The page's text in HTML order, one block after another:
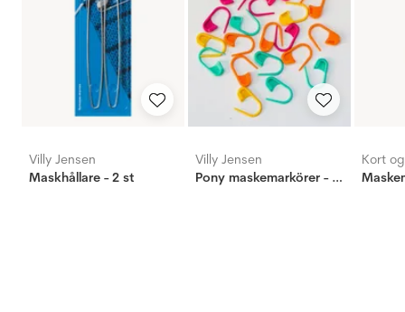
Villy Jensen
Maskhållare - 2 st
Villy Jensen
Pony maskemarkörer - 25 st, liten
Kort